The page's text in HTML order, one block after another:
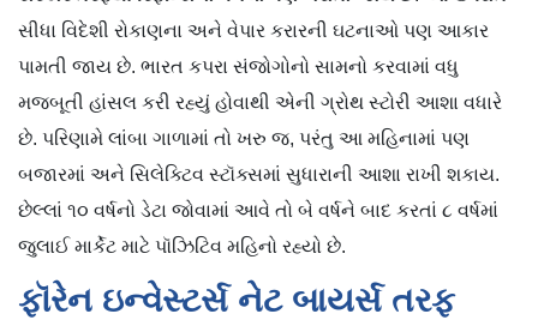
સીધા વિદેશી રોકાણના અને વેપાર કરારની ઘટનાઓ પણ આકાર
પામતી જાય છે. ભારત કપરા સંજોગોનો સામનો કરવામાં વધુ
મજબૂતી હાંસલ કરી રહ્યું હોવાથી એની ગ્રોથ સ્ટોરી આશા વધારે
છે. પરિણામે લાંબા ગાળામાં તો ખરુ જ, પરંતુ આ મહિનામાં પણ
બજારમાં અને સિલેક્ટિવ સ્ટૉક્સમાં સુધારાની આશા રાખી શકાય.
છેલ્લાં ૧૦ વર્ષનો ડેટા જોવામાં આવે તો બે વર્ષને બાદ કરતાં ૮ વર્ષમાં
જુલાઈ માર્કેટ માટે પૉઝિટિવ મહિનો રહ્યો છે.
ફૉરેન ઇન્વેસ્ટર્સ નેટ બાયર્સ તરફ